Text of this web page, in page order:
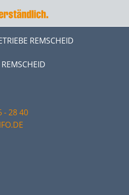
REMSCHEID
- 28 40